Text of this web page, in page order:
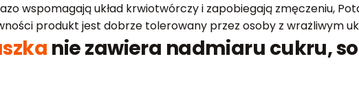
wspomagają układ krwiotwórczy i zapobiegają zmęczeniu,
produkt jest dobrze tolerowany przez osoby z wrażliwym
nie zawiera nadmiaru cukru,